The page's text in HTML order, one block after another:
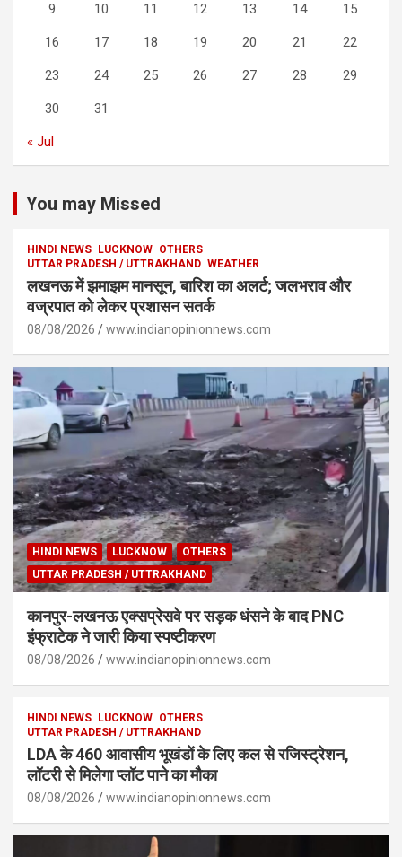
9 10 11 12 13 14 15
16 17 18 19 20 21 22
23 24 25 26 27 28 29
30 31
« Jul
You may Missed
HINDI NEWS LUCKNOW OTHERS
UTTAR PRADESH / UTTRAKHAND WEATHER
लखनऊ में झमाझम मानसून, बारिश का अलर्ट; जलभराव और
वज्रपात को लेकर प्रशासन सतर्क
08/08/2026 www.indianopinionnews.com
HINDI NEWS LUCKNOW
OTHERS
UTTAR PRADESH / UTTRAKHAND
कानपुर-लखनऊ एक्सप्रेसवे पर सड़क धंसने के बाद PNC
इंफ्राटेक ने जारी किया स्पष्टीकरण
08/08/2026 www.indianopinionnews.com
HINDI NEWS LUCKNOW OTHERS
UTTAR PRADESH / UTTRAKHAND
LDA के 460 आवासीय भूखंडों के लिए कल से रजिस्ट्रेशन,
लॉटरी से मिलेगा प्लॉट पाने का मौका
08/08/2026 www.indianopinionnews.com